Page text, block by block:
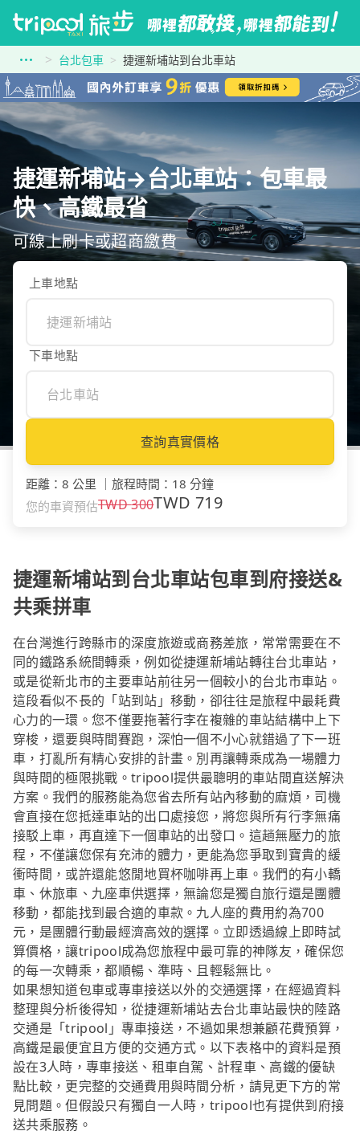
台北包車 捷運新埔站到台北車站
捷運新埔站→台北車站：包車最
快、高鐵最省
可線上刷卡或超商繳費
上車地點
下車地點
查詢真實價格
距離 ： 8 公里 旅程時間 ： 18 分鐘
您的車資預估TWD300TWD 719
捷運新埔站到台北車站包車到府接送&
共乘拼車
在台灣進行跨縣市的深度旅遊或商務差旅，常常需要在不
同的鐵路系統間轉乘，例如從捷運新埔站轉往台北車站，
或是從新北市的主要車站前往另一個較小的台北市車站。
這段看似不長的「站到站」移動，卻往往是旅程中最耗費
心力的一環。您不僅要拖著行李在複雜的車站結構中上下
穿梭，還要與時間賽跑，深怕一個不小心就錯過了下一班
車，打亂所有精心安排的計畫。別再讓轉乘成為一場體力
與時間的極限挑戰。tripool提供最聰明的車站間直送解決
方案。我們的服務能為您省去所有站內移動的麻煩，司機
會直接在您抵達車站的出口處接您，將您與所有行李無痛
接駁上車，再直達下一個車站的出發口。這趟無壓力的旅
程，不僅讓您保有充沛的體力，更能為您爭取到寶貴的緩
衝時間，或許還能悠閒地買杯咖啡再上車。我們的有小轎
車、休旅車、九座車供選擇，無論您是獨自旅行還是團體
移動，都能找到最合適的車款。九人座的費用約為700
元，是團體行動最經濟高效的選擇。立即透過線上即時試
算價格，讓tripool成為您旅程中最可靠的神隊友，確保您
的每一次轉乘，都順暢、準時、且輕鬆無比。
如果想知道包車或專車接送以外的交通選擇，在經過資料
整理與分析後得知，從捷運新埔站去台北車站最快的陸路
交通是「tripool」專車接送，不過如果想兼顧花費預算，
高鐵是最便宜且方便的交通方式。以下表格中的資料是預
設在3人時，專車接送、租車自駕、計程車、高鐵的優缺
點比較，更完整的交通費用與時間分析，請見更下方的常
見問題。但假設只有獨自一人時，tripool也有提供到府接
送共乘服務。